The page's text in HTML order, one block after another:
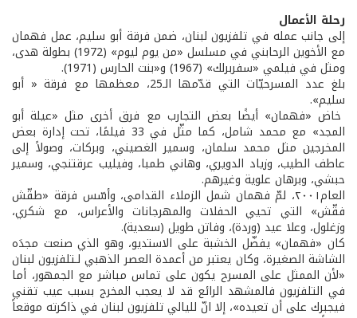
رحلة الأعمال
إلى جانب عمله في تلفزيون لبنان، ضمن فرقة أبو سليم، عمل فهمان
مع الأخوين الرحابني في مسلسل «من يوم ليوم» (1972) بطولة هدى،
ومثل في فيلمي «سفربرلك» (1967) و«بنت الحارس (1971).
بلغ عدد المسرحيّات التي قدّمها الـ25، معظمها مع فرقة « أبو
سليم».
خاض «فهمان» أيضًا بعض التجارب مع فرق أخرى مثل «عيلة أبو
المجد» مع محمد شامل، كما مثّل في 33 فيلمًا، تحت إدارة بعض
المخرجين مثل محمد سلمان، وسمير الغصيني، وبركات، وصولاً إلى
عاطف الطيب، وزياد الدويري، وهاني طمبا، وفيليب عرقتنجي، وسمير
حبشي، وبرهان علوية وغيرهم.
العام٢٠٠١، لمّ فهمان شمل الزملاء القدامى، وأسّس فرقة «طقّش
فقّش» التي تحيي الحفلات والمهرجانات والأعراس، مع شكري،
وزغلول، وعلا عيد (وردة)، وفاتن طويل (سعدية).
كان «فهمان» يفضّل الخشبة على الاستديو، وهو الذي صنعت مجدَه
الشاشة الصغيرة، وكان يعتبر من أعمدة العصر الذهبي لـتلفزيون لبنان
«لأن الممثل على المسرح يكون على تماس مباشر مع الجمهور، أما
في التلفزيون فالمشهد الرائع قد لا يعجب المخرج بسبب عيب تقني
فيجبرك على أن تعيده»، إلا انّ لليالي تلفزيون لبنان في ذاكرته موقعاً